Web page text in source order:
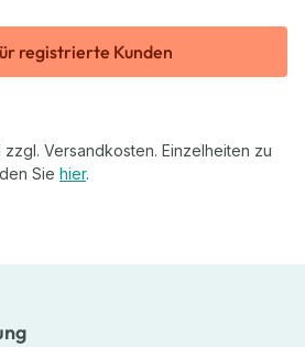
registrierte Kunden
Versandkosten. Einzelheiten zu
Sie hier.